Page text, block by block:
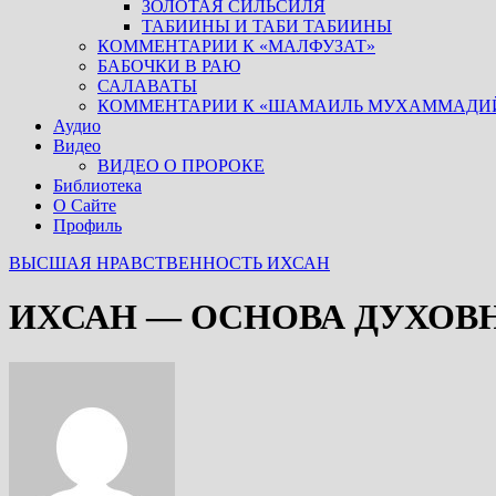
ЗОЛОТАЯ СИЛЬСИЛЯ
ТАБИИНЫ И ТАБИ ТАБИИНЫ
КОММЕНТАРИИ К «МАЛФУЗАТ»
БАБОЧКИ В РАЮ
САЛАВАТЫ
КОММЕНТАРИИ К «ШАМАИЛЬ
Аудио
Видео
ВИДЕО О ПРОРОКЕ
Библиотека
О Сайте
Профиль
ВЫСШАЯ НРАВСТВЕННОСТЬ ИХСАН
ИХСАН — ОСНОВА